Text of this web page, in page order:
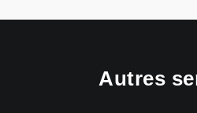
Autres